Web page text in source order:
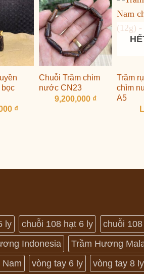
₫
Chuỗi Trầm chìm
nước CN23
9,200,000 ₫
Trầm
chìm
A5
ly chuỗi 108 hạt 6 ly chuỗi
Indonesia Trầm Hương
vòng tay 6 ly vòng tay 8 ly